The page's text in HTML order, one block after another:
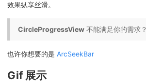
效果纵享丝滑。
CircleProgressView 不能满足你的需求？
也许你想要的是 ArcSeekBar
Gif 展示